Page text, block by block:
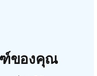
ฑ์ของคุณ